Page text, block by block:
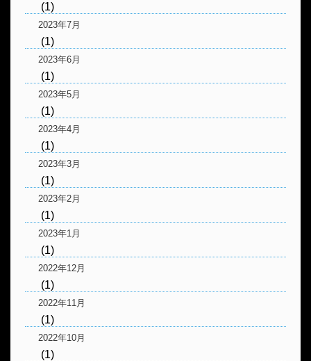
(1)
2023年7月
(1)
2023年6月
(1)
2023年5月
(1)
2023年4月
(1)
2023年3月
(1)
2023年2月
(1)
2023年1月
(1)
2022年12月
(1)
2022年11月
(1)
2022年10月
(1)